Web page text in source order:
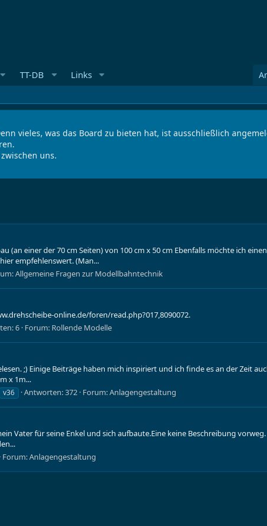
TT-DB Links
vieles, was das Board zu bieten hat, ist ausschließlich
uns.
(an einer der 70 cm Seiten) von 100 cm x 50 cm Ebenfalls möchte ich
empfehlenswert. (Man...
Allgemeine Fragen zur Modellbahntechnik
online.de/foren/read.php?017,8090072.
6 Forum: Rollende Modelle
;) Einige Beiträge haben mich inspiriert und ich finde es an der Zeit
x 1m...
v36 Antworten: 372 Forum:Anlagengestaltung
Vater für seine Enkel und sich aufbaute.Eine keine Beschreibung
Forum:Anlagengestaltung